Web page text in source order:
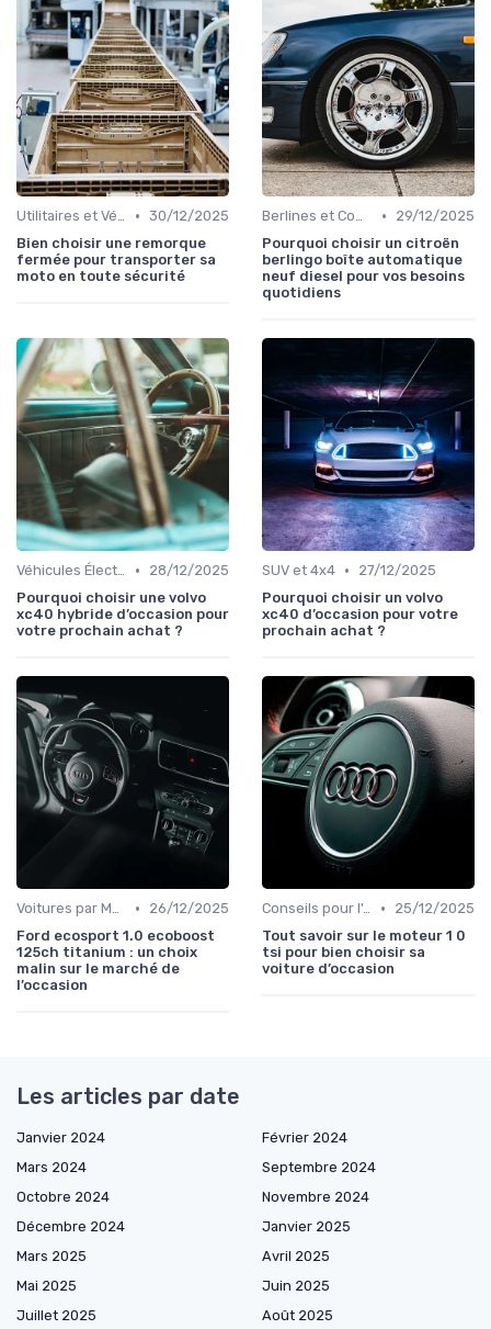
Utilitaires et Véhicules Spéciaux • 30/12/2025
Bien choisir une remorque
fermée pour transporter sa
moto en toute sécurité
Berlines et Compactes •
29/12/2025
Pourquoi choisir un citroën
berlingo boîte automatique
neuf diesel pour vos besoins
quotidiens
Véhicules Électriques et Hybrides •
28/12/2025
Pourquoi choisir une volvo
xc40 hybride d’occasion pour
votre prochain achat ?
SUV et 4x4 •
27/12/2025
Pourquoi choisir un volvo
xc40 d’occasion pour votre
prochain achat ?
Voitures par Modèle •
26/12/2025
Ford ecosport 1.0 ecoboost
125ch titanium : un choix
malin sur le marché de
l’occasion
Conseils pour l'Achat •
25/12/2025
Tout savoir sur le moteur 1 0
tsi pour bien choisir sa
voiture d’occasion
Les articles par date
Janvier 2024
Février 2024
Mars 2024
Septembre 2024
Octobre 2024
Novembre 2024
Décembre 2024
Janvier 2025
Mars 2025
Avril 2025
Mai 2025
Juin 2025
Juillet 2025
Août 2025